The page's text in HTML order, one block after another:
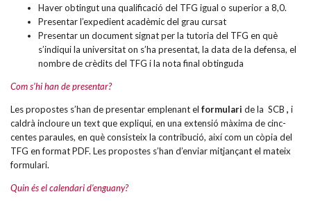
Haver obtingut una qualificació del TFG igual o superior a 8,0.
Presentar l’expedient acadèmic del grau cursat
Presentar un document signat per la tutoria del TFG en què
s’indiqui la universitat on s’ha presentat, la data de la defensa, el
nombre de crèdits del TFG i la nota final obtinguda
Com s’hi han de presentar?
Les propostes s’han de presentar emplenant el formulari de la SCB
i
caldrà incloure un text que expliqui, en una extensió màxima de cinc-
centes paraules, en què consisteix la contribució, així com un còpia del
TFG en format PDF. Les propostes s’han d’enviar mitjançant el mateix
formulari.
Quin és el calendari d’enguany?